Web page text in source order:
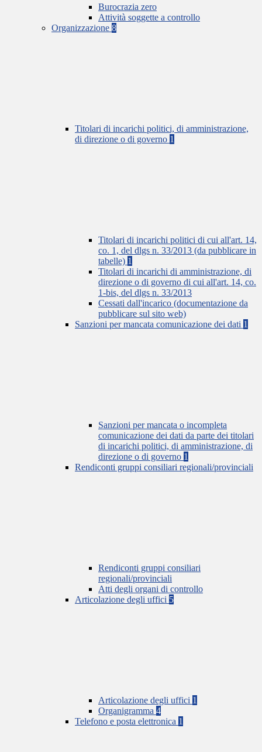
Burocrazia zero
Attività soggette a controllo
Organizzazione 8
Titolari di incarichi politici, di amministrazione,
di direzione o di governo 1
Titolari di incarichi politici di cui all'art. 14,
co. 1, del dlgs n. 33/2013 (da pubblicare in
tabelle) 1
Titolari di incarichi di amministrazione, di
direzione o di governo di cui all'art. 14, co.
1-bis, del dlgs n. 33/2013
Cessati dall'incarico (documentazione da
pubblicare sul sito web)
Sanzioni per mancata comunicazione dei dati 1
Sanzioni per mancata o incompleta
comunicazione dei dati da parte dei titolari
di incarichi politici, di amministrazione, di
direzione o di governo 1
Rendiconti gruppi consiliari regionali/provinciali
Rendiconti gruppi consiliari
regionali/provinciali
Atti degli organi di controllo
Articolazione degli uffici 5
Articolazione degli uffici 1
Organigramma 4
Telefono e posta elettronica 1